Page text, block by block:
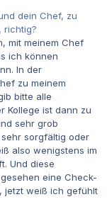
dein Chef, zu
richtig?
mit meinem Chef
ich können
In der
zu meinem
bitte alle
Kollege ist dann zu
sehr grob
sorgfältig oder
also wenigstens im
Und diese
eine Check-
jetzt weiß ich gefühlt